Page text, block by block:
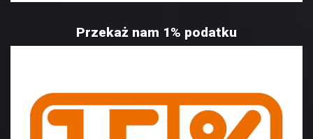
Przekaż nam 1% podatku